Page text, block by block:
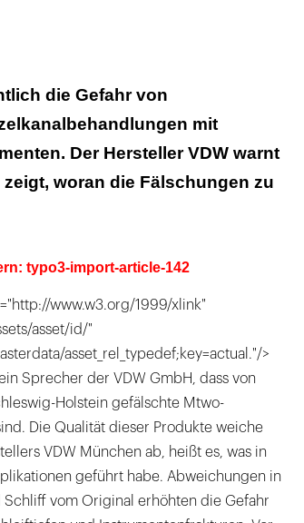
die Gefahr von
mit
Der Hersteller VDW warnt
woran die Fälschungen zu
typo3-import-article-142
www.w3.org/1999/xlink"
asset/id/"
asset_rel_typedef;key=actual."/>
Sprecher der VDW GmbH, dass von
Holstein gefälschte Mtwo-
Die Qualität dieser Produkte weiche
VDW München ab, heißt es, was in
geführt habe. Abweichungen in
vom Original erhöhten die Gefahr